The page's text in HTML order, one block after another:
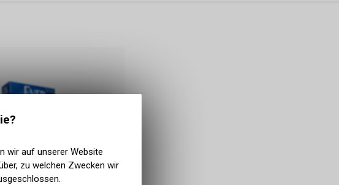
wir auf unserer Website
zu welchen Zwecken wir